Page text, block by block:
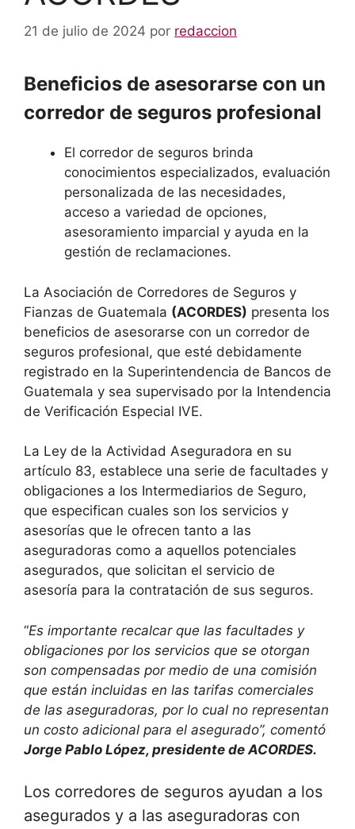
21 de julio de 2024 por redaccion
Beneficios de asesorarse con un
corredor de seguros profesional
El corredor de seguros brinda
conocimientos especializados, evaluación
personalizada de las necesidades,
acceso a variedad de opciones,
asesoramiento imparcial y ayuda en la
gestión de reclamaciones.
La Asociación de Corredores de Seguros y
Fianzas de Guatemala (ACORDES) presenta los
beneficios de asesorarse con un corredor de
seguros profesional, que esté debidamente
registrado en la Superintendencia de Bancos de
Guatemala y sea supervisado por la Intendencia
de Verificación Especial IVE.
La Ley de la Actividad Aseguradora en su
artículo 83, establece una serie de facultades y
obligaciones a los Intermediarios de Seguro,
que especifican cuales son los servicios y
asesorías que le ofrecen tanto a las
aseguradoras como a aquellos potenciales
asegurados, que solicitan el servicio de
asesoría para la contratación de sus seguros.
“Es importante recalcar que las facultades y
obligaciones por los servicios que se otorgan
son compensadas por medio de una comisión
que están incluidas en las tarifas comerciales
de las aseguradoras, por lo cual no representan
un costo adicional para el asegurado”, comentó
Jorge Pablo López, presidente de ACORDES.
Los corredores de seguros ayudan a los
asegurados y a las aseguradoras con